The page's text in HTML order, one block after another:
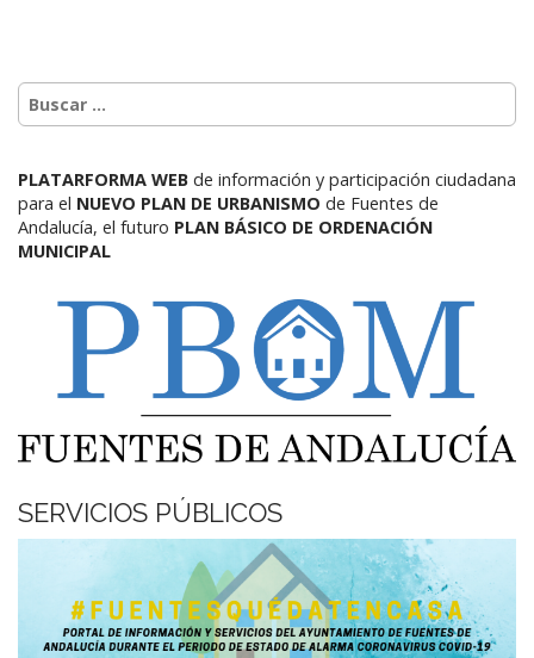
PLATARFORMA WEB de información y participación ciudadana
para el NUEVO PLAN DE URBANISMO de Fuentes de
Andalucía, el futuro PLAN BÁSICO DE ORDENACIÓN
MUNICIPAL
SERVICIOS PÚBLICOS